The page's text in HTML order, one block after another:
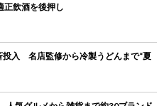
正飲酒を後押し
投入 名店監修から冷製うどんまで“夏